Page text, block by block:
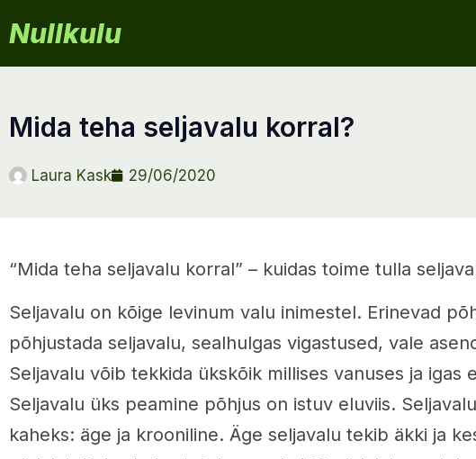
Nullkulu
mida teha seljavalu korral?
Laura Kask 29/06/2020
“Mida teha seljavalu korral” – kuidas toime tulla
Seljavalu on kõige levinum valu inimestel. Erinevad
põhjustada seljavalu, sealhulgas vigastused, vale
Seljavalu võib tekkida ükskõik millises vanuses ja igas
Seljavalu üks peamine põhjus on istuv eluviis.
kaheks: äge ja krooniline. Äge seljavalu tekib äkki ja